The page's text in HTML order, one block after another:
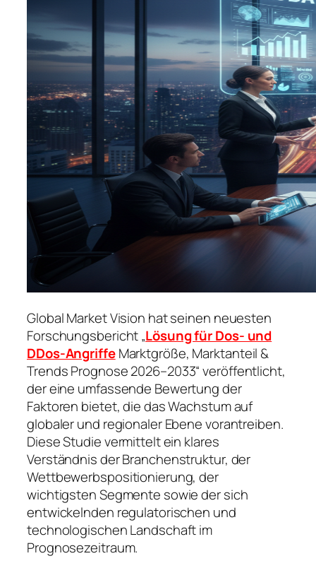
Global Market Vision hat seinen neuesten
Forschungsbericht „Lösung für Dos- und
DDos-AngriffeMarktgröße, Marktanteil &
Trends Prognose 2026–2033“ veröffentlicht,
der eine umfassende Bewertung der
Faktoren bietet, die das Wachstum auf
globaler und regionaler Ebene vorantreiben.
Diese Studie vermittelt ein klares
Verständnis der Branchenstruktur, der
Wettbewerbspositionierung, der
wichtigsten Segmente sowie der sich
entwickelnden regulatorischen und
technologischen Landschaft im
Prognosezeitraum.